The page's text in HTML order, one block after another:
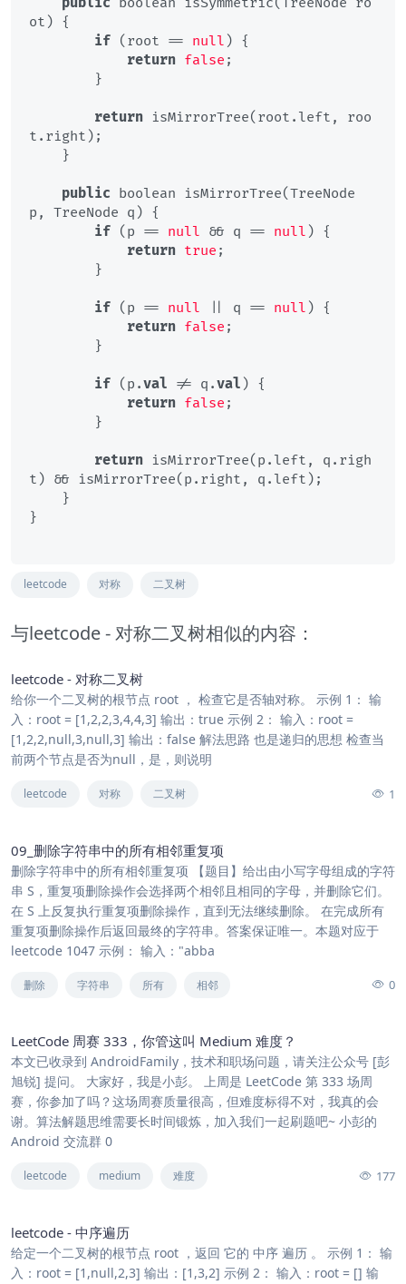
ot) {
if (root == null ) {
return false ;
return isMirrorTree(root.left, roo
t.right);
public boolean isMirrorTree(TreeNode
p, TreeNode q) {
if (p == null && q == null ) {
return true ;
if (p == null || q == null ) {
return false ;
if (p.val != q.val ) {
return false ;
return isMirrorTree(p.left, q.righ
t) && isMirrorTree(p.right, q.left);
}
leetcode 对称 二叉树
与leetcode - 对称二叉树相似的内容：
leetcode - 对称二叉树
给你一个二叉树的根节点 root ， 检查它是否轴对称。 示例 1： 输
入：root = [1,2,2,3,4,4,3] 输出：true 示例 2： 输入：root =
[1,2,2,null,3,null,3] 输出：false 解法思路 也是递归的思想 检查当
前两个节点是否为null，是，则说明
leetcode 对称 二叉树 1
09_删除字符串中的所有相邻重复项
删除字符串中的所有相邻重复项 【题目】给出由小写字母组成的字符
串 S，重复项删除操作会选择两个相邻且相同的字母，并删除它们。
在 S 上反复执行重复项删除操作，直到无法继续删除。 在完成所有
重复项删除操作后返回最终的字符串。答案保证唯一。本题对应于
leetcode 1047 示例： 输入："abba
删除 字符串 所有 相邻 0
LeetCode 周赛 333，你管这叫 Medium 难度？
本文已收录到 AndroidFamily，技术和职场问题，请关注公众号 [彭
旭锐] 提问。 大家好，我是小彭。 上周是 LeetCode 第 333 场周
赛，你参加了吗？这场周赛质量很高，但难度标得不对，我真的会
谢。算法解题思维需要长时间锻炼，加入我们一起刷题吧~ 小彭的
Android 交流群 0
leetcode medium 难度 177
leetcode - 中序遍历
给定一个二叉树的根节点 root ，返回 它的 中序 遍历 。 示例 1： 输
入：root = [1,null,2,3] 输出：[1,3,2] 示例 2： 输入：root = [] 输